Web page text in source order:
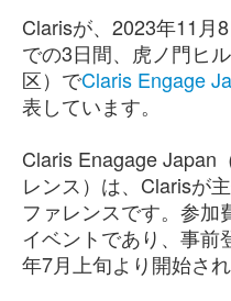
Clarisが、2023年11月
での3日間、虎ノ門ヒ
区）でClaris Engage
表しています。
Claris Enagage Japan
レンス）は、Clarisが
ファレンスです。参加
イベントであり、事前
年7月上旬より開始され